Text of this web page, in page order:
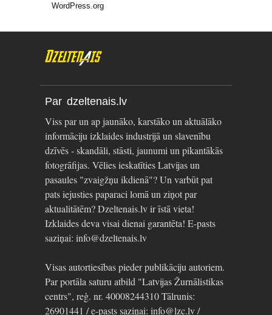
WordPress.org
Par dzeltenais.lv
Viss par un ap jaunāko, karstāko un aktuālāko
informāciju izklaides industrijā un slavenību
dzīvēs - skandāli, stāsti, jaunumi un pikantākās
fotogrāfijas. Vēlies ieskatīties Latvijas un
pasaules "zvaigžņu ikdienā"? Un varbūt pat
pats iejusties paparaci lomā un ziņot par
aktualitātēm? Dzeltenais.lv ir īstā vieta!
Izklaides deva visai dienai garantēta! E-pasts
saziņai: info@dzeltenais.lv
Visas autortiesības pieder publikāciju autoriem.
Par portāla saturu atbild "Latvijas Žurnālistikas
centrs", reģ. nr. 40008244310 Tālrunis:
26901441 / e-pasts saziņai: info@lzc.lv /